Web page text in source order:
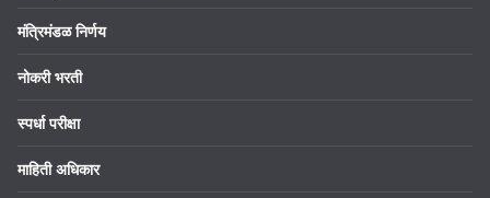
मंत्रिमंडळ निर्णय
नोकरी भरती
स्पर्धा परीक्षा
माहिती अधिकार